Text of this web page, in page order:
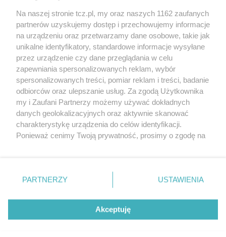
O FIRMIE POLITYKA PRYWATNOŚCI HOSTING
REKLAMA WSPÓŁPRACA RSS FACEBOOK KONTAKT
Nasze serwisy
Aktualności
Tcz24
Historia miasta
Muzyka i kultura
Archiwum wydarzeń
Zdjęcia miasta
Na naszej stronie tcz.pl, my oraz naszych 1162 zaufanych
partnerów uzyskujemy dostęp i przechowujemy informacje
na urządzeniu oraz przetwarzamy dane osobowe, takie jak
unikalne identyfikatory, standardowe informacje wysyłane
przez urządzenie czy dane przeglądania w celu
zapewniania spersonalizowanych reklam, wybór
spersonalizowanych treści, pomiar reklam i treści, badanie
odbiorców oraz ulepszanie usług. Za zgodą Użytkownika
my i Zaufani Partnerzy możemy używać dokładnych
danych geolokalizacyjnych oraz aktywnie skanować
charakterystykę urządzenia do celów identyfikacji.
Ponieważ cenimy Twoją prywatność, prosimy o zgodę na
znajdujący się w lewym dolnym rogu strony
. Niektóre
przetwarzaniu. Preferencje będą miały zastosowania tylko
PARTNERZY USTAWIENIA
Akceptuję